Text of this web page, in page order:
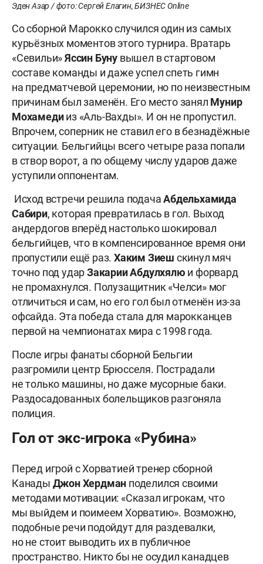
Эден Азар / фото: Сергей Елагин, БИЗНЕС Online
Со сборной Марокко случился один из самых
курьёзных моментов этого турнира. Вратарь
«Севильи»Яссин Буну вышел в стартовом
составе команды и даже успел спеть гимн
на предматчевой церемонии, но по неизвестным
причинам был заменён. Его место занял Мунир
Мохамедииз «Аль-Вахды». И он не пропустил.
Впрочем, соперник не ставил его в безнадёжные
ситуации. Бельгийцы всего четыре раза попали
в створ ворот, а по общему числу ударов даже
уступили оппонентам.
Исход встречи решила подачаАбдельхамида
Сабири, которая превратилась в гол. Выход
андердогов вперёд настолько шокировал
бельгийцев, что в компенсированное время они
пропустили ещё раз.Хаким Зиеш скинул мяч
точно под ударЗакарииАбдулхялю и форвард
не промахнулся. Полузащитник «Челси» мог
отличиться и сам, но его гол был отменён из-за
офсайда. Эта победа стала для марокканцев
первой на чемпионатах мира с 1998 года.
После игры фанаты сборной Бельгии
разгромили центр Брюсселя. Пострадали
не только машины, но даже мусорные баки.
Раздосадованных болельщиков разгоняла
полиция.
Гол от экс-игрока «Рубина»
Перед игрой с Хорватией тренер сборной
Канады Джон Хердман поделился своими
методами мотивации: «Сказал игрокам, что
мы выйдем и поимеем Хорватию». Возможно,
подобные речи подойдут для раздевалки,
но не стоит выводить их в публичное
пространство. Никто бы не осудил канадцев